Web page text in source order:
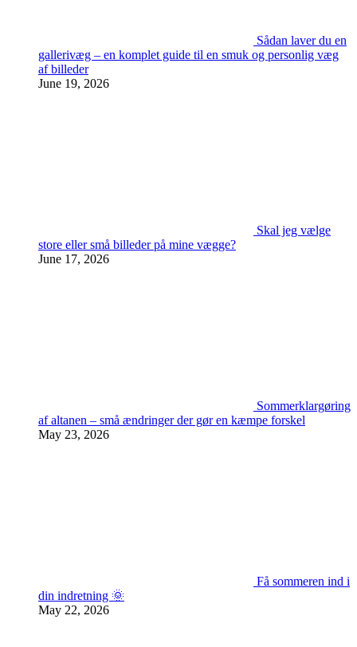
Sådan laver du en
gallerivæg – en komplet guide til en smuk og personlig væg
af billeder
June 19, 2026
Skal jeg vælge
store eller små billeder på mine vægge?
June 17, 2026
Sommerklargøring
af altanen – små ændringer der gør en kæmpe forskel
May 23, 2026
Få sommeren ind i
din indretning 🌞
May 22, 2026